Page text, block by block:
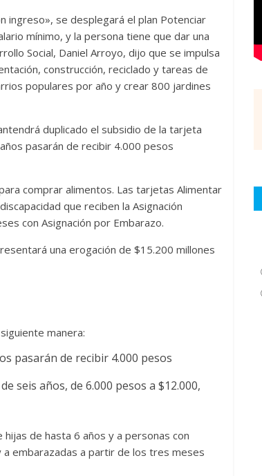
ingreso», se desplegará el plan Potenciar
mínimo, y la persona tiene que dar una
Social, Daniel Arroyo, dijo que se impulsa
construcción, reciclado y tareas de
populares por año y crear 800 jardines
duplicado el subsidio de la tarjeta
pasarán de recibir 4.000 pesos
comprar alimentos. Las tarjetas Alimentar
que reciben la Asignación
con Asignación por Embarazo.
una erogación de $15.200 millones
manera:
pasarán de recibir 4.000 pesos
seis años, de 6.000 pesos a $12.000,
de hasta 6 años y a personas con
a embarazadas a partir de los tres meses